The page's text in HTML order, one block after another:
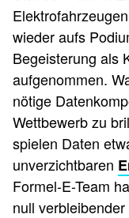
wieder aufs
Begeisterung als
aufgenommen.
nötige
Wettbewerb zu
spielen Daten
unverzichtbaren
Formel-E-Team
null